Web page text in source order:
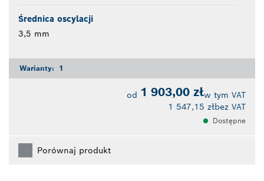
Średnica oscylacji
3,5 mm
Warianty: 1
od 1 903,00 złw tym VAT
1 547,15 złbez VAT
Dostępne
Porównaj produkt